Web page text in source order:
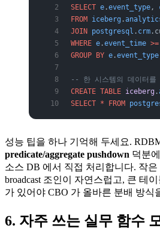
SELECT e .event_type,
FROM iceberg .
JOIN postgresql . crm
WHERE e .event_time >=
GROUP BY e .event_type
-- 한 시스템의 데이터를
CREATE TABLE iceberg .
SELECT * FROM
성능 팁을 하나 기억해 두세요.
predicate/aggregate pushdown 덕분
소스 DB 에서 직접 처리합니다. 작
broadcast 조인이 자연스럽고, 큰 테
가 있어야 CBO 가 올바른 분배 방식
6. 자주 쓰는 실무 함수